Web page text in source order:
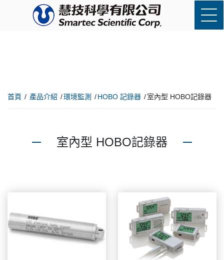
首頁 產品介紹 環境監測 HOBO 記錄器 室內型 HOBO記錄器
室內型 HOBO記錄器